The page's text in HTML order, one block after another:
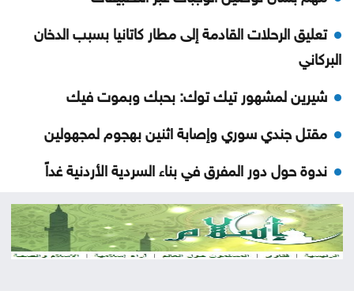
تعليق الرحلات القادمة إلى مطار كاتانيا بسبب الدخان
البركاني
شيرين لمشهور تيك توك: بحبك وبموت فيك
مقتل جندي سوري وإصابة اثنين بهجوم لمجهولين
ندوة حول دور المفرق في بناء السردية الأردنية غداً
أولى رحلات طيران الجزيرة الكويتية تصل إلى مطار دير
الزور